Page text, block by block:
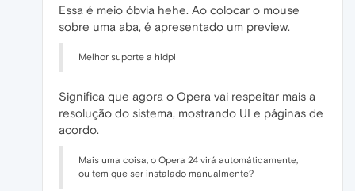
Essa é meio óbvia hehe. Ao colocar o mouse
sobre uma aba, é apresentado um preview.
Melhor suporte a hidpi
Significa que agora o Opera vai respeitar mais a
resolução do sistema, mostrando UI e páginas de
acordo.
Mais uma coisa, o Opera 24 virá automáticamente,
ou tem que ser instalado manualmente?